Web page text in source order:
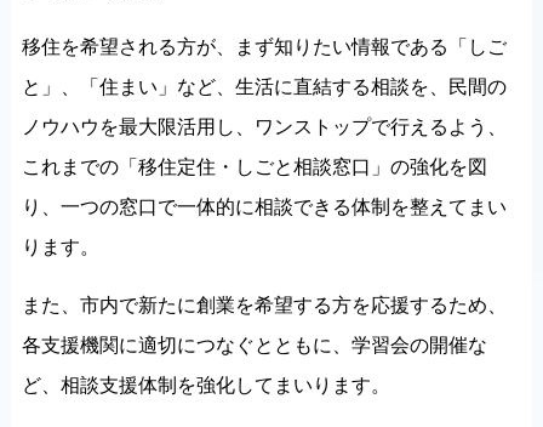
移住を希望される方が、まず知りたい情報である「しご
と」、「住まい」など、生活に直結する相談を、民間の
ノウハウを最大限活用し、ワンストップで行えるよう、
これまでの「移住定住・しごと相談窓口」の強化を図
り、一つの窓口で一体的に相談できる体制を整えてまい
ります。
また、市内で新たに創業を希望する方を応援するため、
各支援機関に適切につなぐとともに、学習会の開催な
ど、相談支援体制を強化してまいります。